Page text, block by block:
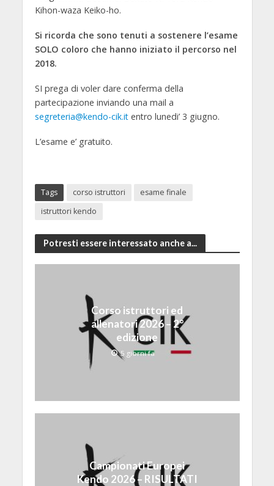
Kihon-waza Keiko-ho.
Si ricorda che sono tenuti a sostenere l’esame
SOLO coloro che hanno iniziato il percorso nel
2018.
SI prega di voler dare conferma della
partecipazione inviando una mail a
segreteria@kendo-cik.itentro lunedi’ 3 giugno.
L’esame e’ gratuito.
Tags corso istruttori
esame finale
istruttori kendo
Potresti essere interessato anche a...
Corso istruttori ed
allenatori 2026 – 2°
edizione
5 giorni fa
Campionati Europei
Kendo 2026 – RISULTATI